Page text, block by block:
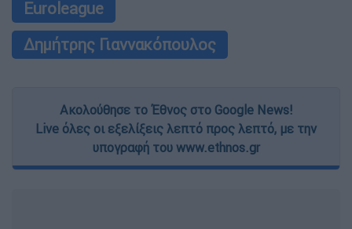
Euroleague
Δημήτρης Γιαννακόπουλος
Ακολούθησε το Έθνος στο Google News!
Live όλες οι εξελίξεις λεπτό προς λεπτό, με την
υπογραφή του www.ethnos.gr